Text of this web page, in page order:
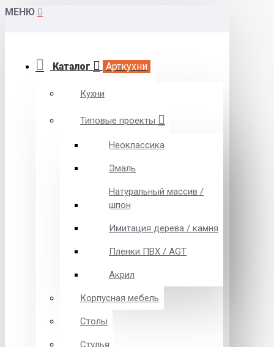
МЕНЮ
Каталог Арткухни
Кухни
Типовые проекты
Неоклассика
Эмаль
Натуральный массив /
шпон
Имитация дерева / камня
Пленки ПВХ / AGT
Акрил
Корпусная мебель
Столы
Стулья